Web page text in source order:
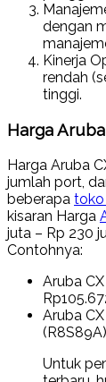
dengan
Kinerja
rendah
tinggi.
Harga
Harga Aruba
jumlah port,
beberapa toko
kisaran Harga
juta – Rp 230
Contohnya:
Aruba
Aruba
(R8S89A)
Untuk